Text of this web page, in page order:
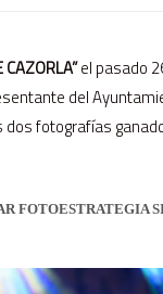
CAZORLA”el pasado
del
dos fotografías
FOTOESTRATEGIA